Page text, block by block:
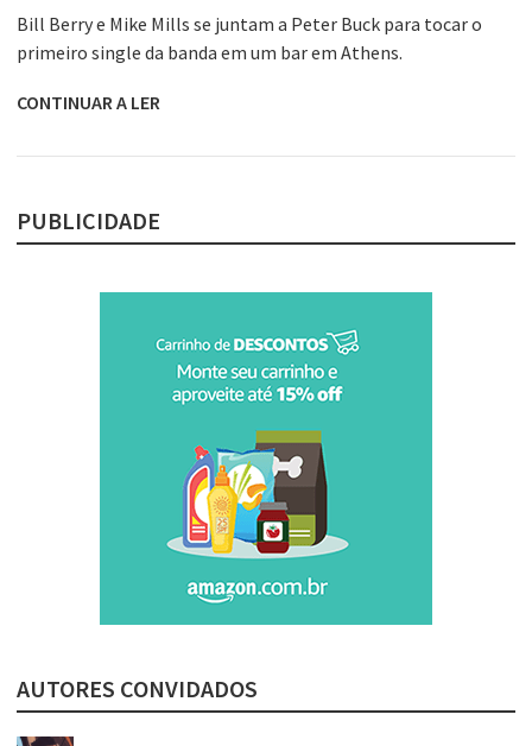
Bill Berry e Mike Mills se juntam a Peter Buck para tocar o
primeiro single da banda em um bar em Athens.
CONTINUAR A LER
PUBLICIDADE
AUTORES CONVIDADOS